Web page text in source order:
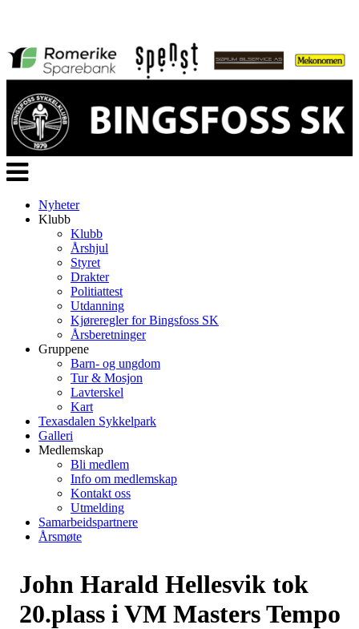
Veksle
navigasjon
Nyheter
Klubb
Klubb
Årshjul
Styret
Drakter
Politiattest
Utdanning
Kjøreregler for Bingsfoss SK
Årsberetninger
Gruppene
Barn- og ungdom
Tur & Mosjon
Lavterskel
Kart
Texasdalen Sykkelpark
Galleri
Medlemskap
Bli medlem
Info om medlemskap
Kontakt oss
Utmelding
Samarbeidspartnere
Årsmøte
John Harald Hellesvik tok
20.plass i VM Masters Tempo